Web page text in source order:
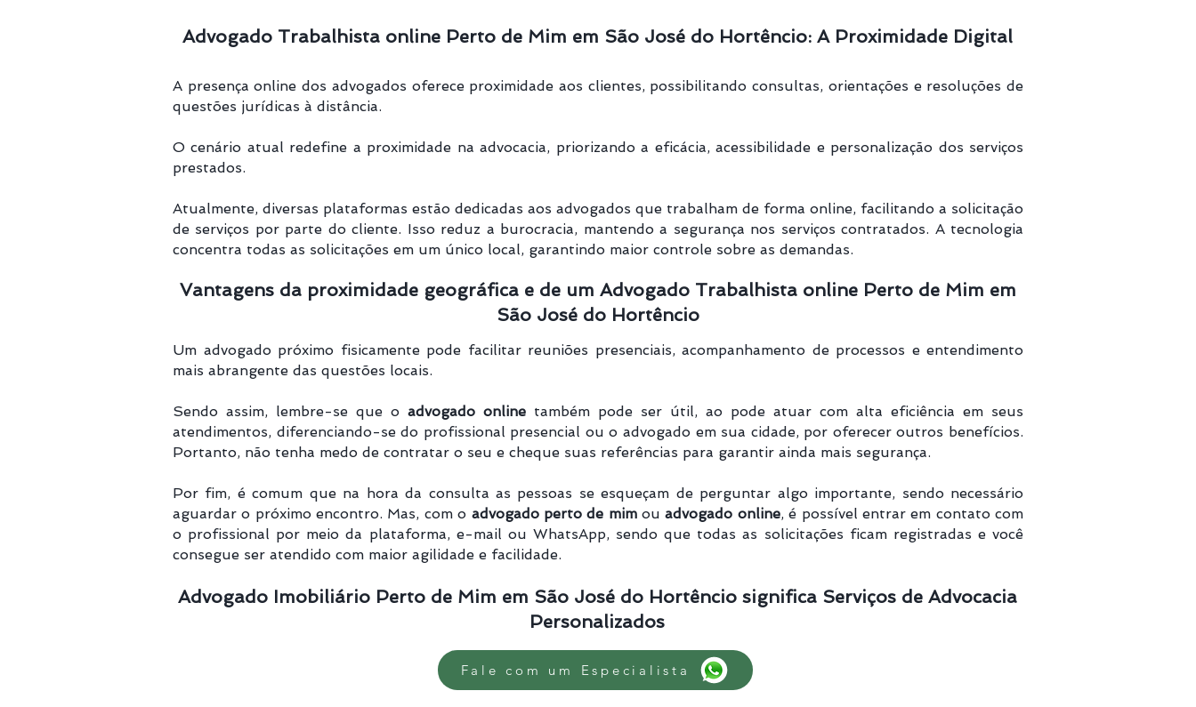
Advogado Trabalhista online Perto de Mim em São José do Hortêncio: A Proximidade Digital
A presença online dos advogados oferece proximidade aos clientes, possibilitando consultas, orientações e resoluções de
questões jurídicas à distância.
O cenário atual redefine a proximidade na advocacia, priorizando a eficácia, acessibilidade e personalização dos serviços
prestados.
Atualmente, diversas plataformas estão dedicadas aos advogados que trabalham de forma online, facilitando a solicitação
de serviços por parte do cliente. Isso reduz a burocracia, mantendo a segurança nos serviços contratados. A tecnologia
concentra todas as solicitações em um único local, garantindo maior controle sobre as demandas.
Vantagens da proximidade geográfica e de um Advogado Trabalhista online Perto de Mim em
São José do Hortêncio
Um advogado próximo fisicamente pode facilitar reuniões presenciais, acompanhamento de processos e entendimento
mais abrangente das questões locais.
Sendo assim, lembre-se que o advogado online também pode ser útil, ao pode atuar com alta eficiência em seus
atendimentos, diferenciando-se do profissional presencial ou o advogado em sua cidade, por oferecer outros benefícios.
Portanto, não tenha medo de contratar o seu e cheque suas referências para garantir ainda mais segurança.
Por fim, é comum que na hora da consulta as pessoas se esqueçam de perguntar algo importante, sendo necessário
aguardar o próximo encontro. Mas, com o advogado perto de mimouadvogado online, é possível entrar em contato com
o profissional por meio da plataforma, e-mail ou WhatsApp, sendo que todas as solicitações ficam registradas e você
consegue ser atendido com maior agilidade e facilidade.
Advogado Imobiliário Perto de Mim em São José do Hortêncio significa Serviços de Advocacia
Personalizados
Fale com um Especialista